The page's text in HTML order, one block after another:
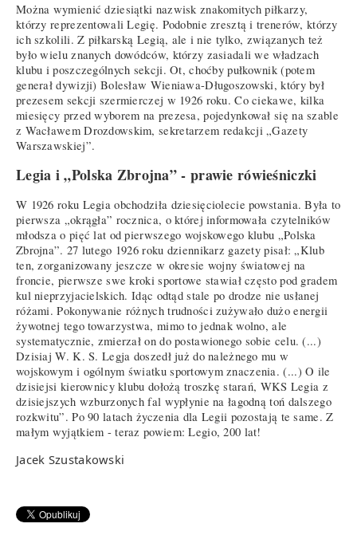
Można wymienić dziesiątki nazwisk znakomitych piłkarzy,
którzy reprezentowali Legię. Podobnie zresztą i trenerów, którzy
ich szkolili. Z piłkarską Legią, ale i nie tylko, związanych też
było wielu znanych dowódców, którzy zasiadali we władzach
klubu i poszczególnych sekcji. Ot, choćby pułkownik (potem
generał dywizji) Bolesław Wieniawa-Długoszowski, który był
prezesem sekcji szermierczej w 1926 roku. Co ciekawe, kilka
miesięcy przed wyborem na prezesa, pojedynkował się na szable
z Wacławem Drozdowskim, sekretarzem redakcji „Gazety
Warszawskiej”.
Legia i „Polska Zbrojna” - prawie rówieśniczki
W 1926 roku Legia obchodziła dziesięciolecie powstania. Była to
pierwsza „okrągła” rocznica, o której informowała czytelników
młodsza o pięć lat od pierwszego wojskowego klubu „Polska
Zbrojna”. 27 lutego 1926 roku dziennikarz gazety pisał: „Klub
ten, zorganizowany jeszcze w okresie wojny światowej na
froncie, pierwsze swe kroki sportowe stawiał często pod gradem
kul nieprzyjacielskich. Idąc odtąd stale po drodze nie usłanej
różami. Pokonywanie różnych trudności zużywało dużo energii
żywotnej tego towarzystwa, mimo to jednak wolno, ale
systematycznie, zmierzał on do postawionego sobie celu. (...)
Dzisiaj W. K. S. Legja doszedł już do należnego mu w
wojskowym i ogólnym światku sportowym znaczenia. (...) O ile
dzisiejsi kierownicy klubu dołożą troszkę starań, WKS Legia z
dzisiejszych wzburzonych fal wypłynie na łagodną toń dalszego
rozkwitu”. Po 90 latach życzenia dla Legii pozostają te same. Z
małym wyjątkiem - teraz powiem: Legio, 200 lat!
Jacek Szustakowski